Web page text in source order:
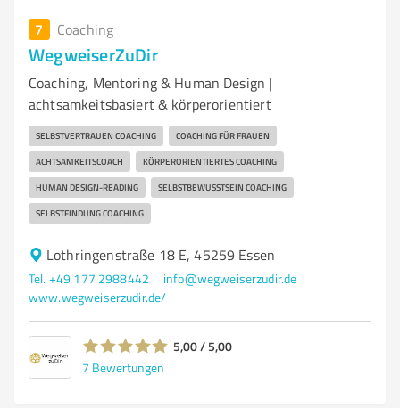
7 Coaching
WegweiserZuDir
Coaching, Mentoring & Human Design |
achtsamkeitsbasiert & körperorientiert
SELBSTVERTRAUEN COACHING COACHING FÜR FRAUEN
ACHTSAMKEITSCOACH KÖRPERORIENTIERTES COACHING
HUMAN DESIGN-READING SELBSTBEWUSSTSEIN COACHING
SELBSTFINDUNG COACHING
Lothringenstraße 18 E, 45259 Essen
Tel. +49 177 2988442
info@wegweiserzudir.de
www.wegweiserzudir.de/
5,00 / 5,00
7 Bewertungen